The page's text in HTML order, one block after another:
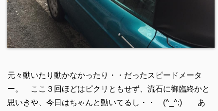
元々動いたり動かなかったり・・だったスピードメータ
ー。 ここ３回ほどはピクリともせず、流石に御臨終かと
思いきや、今日はちゃんと動いてるし・・ (^_^;) あ